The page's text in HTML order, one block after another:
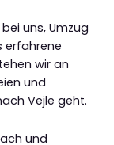
uns, Umzug
erfahrene
wir an
und
Vejle geht.
und